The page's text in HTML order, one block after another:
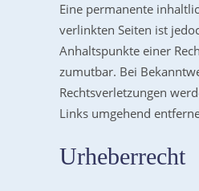
Eine permanente
verlinkten Seiten ist
Anhaltspunkte einer
zumutbar. Bei
Rechtsverletzungen
Links umgehend
Urheberrecht